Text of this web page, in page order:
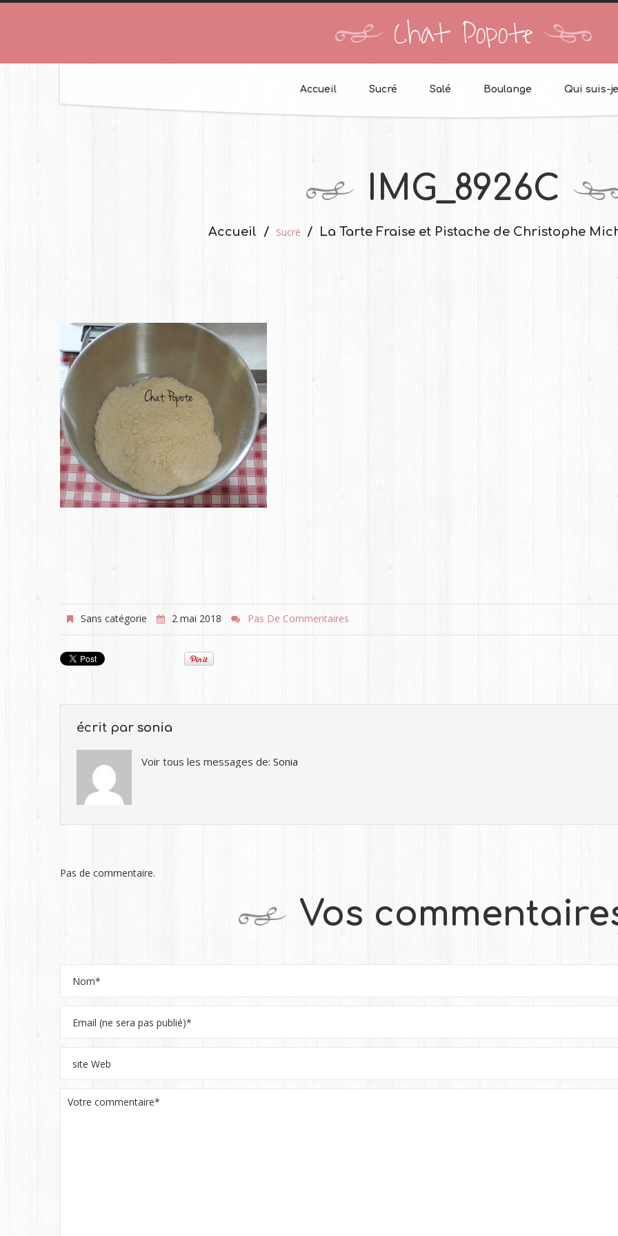
Chat Popote
Accueil Sucré Salé Boulange Qui suis-
IMG_8926C
Accueil Sucré La Tarte Fraise et Pistache de Christophe
Sans catégorie 2 mai 2018 Pas De Commentaires
écrit par sonia
Voir tous les messages de: Sonia
Pas de commentaire.
Vos